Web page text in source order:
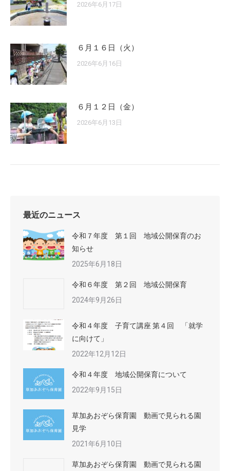
2026年6月17日
６月１６日（火）
2026年6月16日
６月１２日（金）
2026年6月13日
最近のニュース
令和７年度 第１回 地域公開保育のお
知らせ
2025年6月18日
令和６年度 第２回 地域公開保育
2024年9月26日
令和４年度 子育て講座 第４回 「就学
に向けて」
2022年12月12日
令和４年度 地域公開保育について
2022年9月15日
草加あおぞら保育園 動画で見られる園
見学
2021年6月10日
草加あおぞら保育園 動画で見られる園